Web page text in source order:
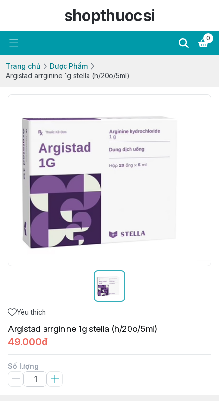
shopthuocsi
0
Trang chủ
Dược Phẩm
Argistad arrginine 1g stella (h/20o/5ml)
Yêu thích
Argistad arrginine 1g stella (h/20o/5ml)
49.000đ
Số lượng